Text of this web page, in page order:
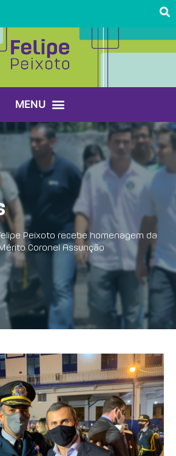
Peixoto recebe homenagem da
Coronel Assunção